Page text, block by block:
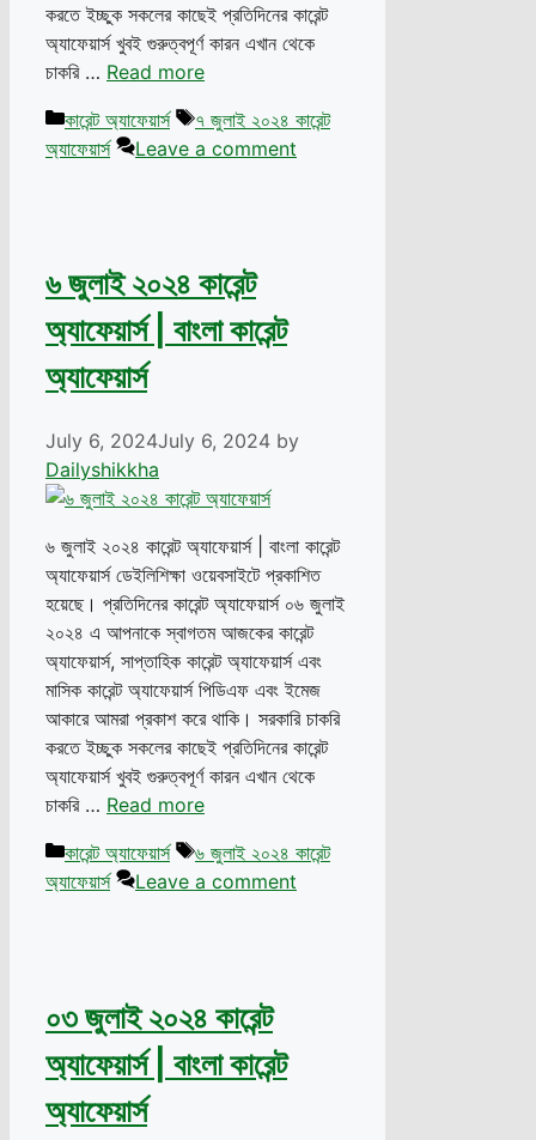
করতে ইচ্ছুক সকলের কাছেই প্রতিদিনের কারেন্ট
অ্যাফেয়ার্স খুবই গুরুত্বপূর্ণ কারন এখান থেকে
চাকরি … Read more
Categories
কারেন্ট অ্যাফেয়ার্স Tags
৭ জুলাই ২০২৪ কারেন্ট
অ্যাফেয়ার্স
Leave a comment
৬ জুলাই ২০২৪ কারেন্ট
অ্যাফেয়ার্স | বাংলা কারেন্ট
অ্যাফেয়ার্স
July 6, 2024July 6, 2024 by
Dailyshikkha
৬ জুলাই ২০২৪ কারেন্ট অ্যাফেয়ার্স | বাংলা কারেন্ট
অ্যাফেয়ার্স ডেইলিশিক্ষা ওয়েবসাইটে প্রকাশিত
হয়েছে। প্রতিদিনের কারেন্ট অ্যাফেয়ার্স ০৬ জুলাই
২০২৪ এ আপনাকে স্বাগতম আজকের কারেন্ট
অ্যাফেয়ার্স, সাপ্তাহিক কারেন্ট অ্যাফেয়ার্স এবং
মাসিক কারেন্ট অ্যাফেয়ার্স পিডিএফ এবং ইমেজ
আকারে আমরা প্রকাশ করে থাকি। সরকারি চাকরি
করতে ইচ্ছুক সকলের কাছেই প্রতিদিনের কারেন্ট
অ্যাফেয়ার্স খুবই গুরুত্বপূর্ণ কারন এখান থেকে
চাকরি … Read more
Categories
কারেন্ট অ্যাফেয়ার্স Tags
৬ জুলাই ২০২৪ কারেন্ট
অ্যাফেয়ার্স
Leave a comment
০৩ জুলাই ২০২৪ কারেন্ট
অ্যাফেয়ার্স | বাংলা কারেন্ট
অ্যাফেয়ার্স